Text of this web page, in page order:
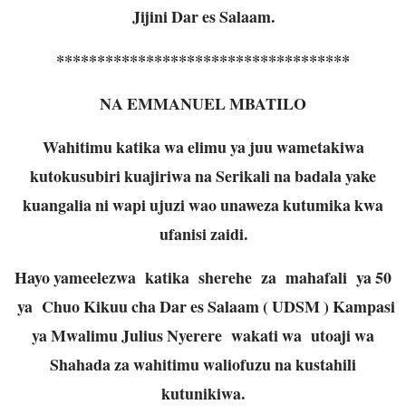
Jijini Dar es Salaam.
************************************
NA EMMANUEL MBATILO
Wahitimu katika wa elimu ya juu wametakiwa
kutokusubiri kuajiriwa na Serikali na badala yake
kuangalia ni wapi ujuzi wao unaweza kutumika kwa
ufanisi zaidi.
Hayo yameelezwa katika sherehe za mahafali ya 50
ya Chuo Kikuu cha Dar es Salaam ( UDSM ) Kampasi
ya Mwalimu Julius Nyerere wakati wa utoaji wa
Shahada za wahitimu waliofuzu na kustahili
kutunikiwa.